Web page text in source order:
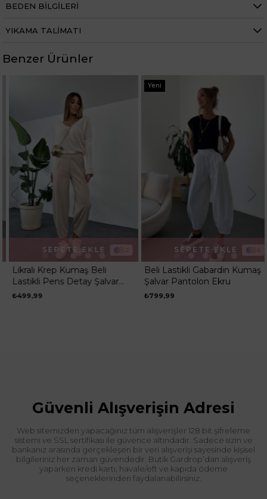
Boy 1.73 cm
BEDEN BILGILERI
YIKAMA TALIMATI
Benzer Ürünler
Likralı Krep Kumaş Beli
Lastikli Pens Detay Şalvar
Pantolon Taş
₺499,99
SEPETE EKLE
Beli Lastikli Gabardin Kumaş
Şalvar Pantolon Ekru
₺799,99
SEPETE EKLE
Yeni
Güvenli Alışverişin Adresi
Web sitemizden yapacağınız tüm alışverişler 128 bit şifreleme
sistemi ve SSL sertifikası ile güvence altındadır. Sadece sizin ve
bankanız arasında gerçekleşen bir veri alışverişi sayesinde kişisel
bilgileriniz her zaman güvendedir. Butik Gardrop’dan alışveriş
yaparken kredi kartı, havale/eft ve kapıda ödeme
seçeneklerinden faydalanabilirsiniz.